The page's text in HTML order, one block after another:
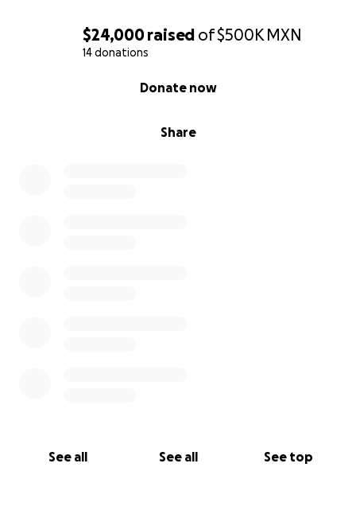
$24,000raised of$500K MXN
14 donations
Share
Donate now
See all See all See top